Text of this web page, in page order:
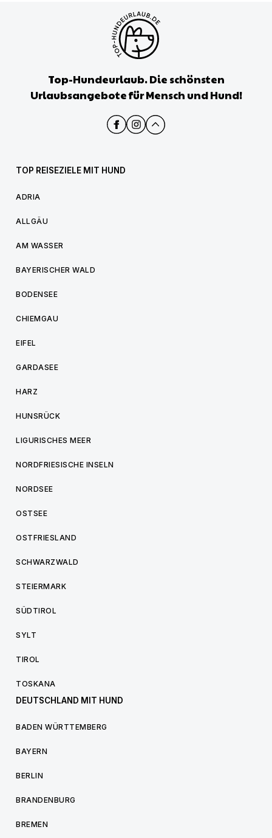
Top-Hundeurlaub. Die schönsten
Urlaubsangebote für Mensch und Hund!
TOP REISEZIELE MIT HUND
ADRIA
ALLGÄU
AM WASSER
BAYERISCHER WALD
BODENSEE
CHIEMGAU
EIFEL
GARDASEE
HARZ
HUNSRÜCK
LIGURISCHES MEER
NORDFRIESISCHE INSELN
NORDSEE
OSTSEE
OSTFRIESLAND
SCHWARZWALD
STEIERMARK
SÜDTIROL
SYLT
TIROL
TOSKANA
DEUTSCHLAND MIT HUND
BADEN WÜRTTEMBERG
BAYERN
BERLIN
BRANDENBURG
BREMEN